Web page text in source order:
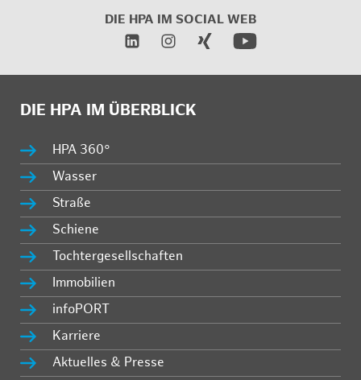
DIE HPA IM SOCIAL WEB
DIE HPA IM ÜBERBLICK
HPA 360°
Wasser
Straße
Schiene
Tochtergesellschaften
Immobilien
infoPORT
Karriere
Aktuelles & Presse